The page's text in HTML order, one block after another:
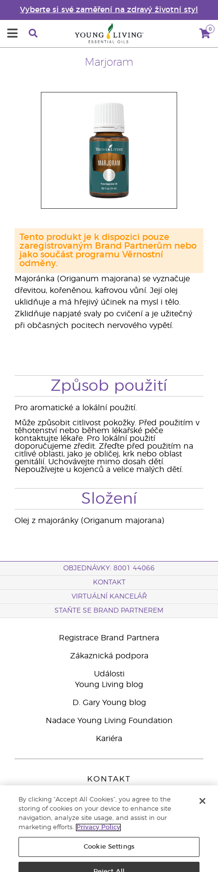
Vyberte si své zaměření na zdravý životní styl
0
Marjoram
Majoránka (Origanum majorana) se vyznačuje
dřevitou, kořeněnou, kafrovou vůní. Její olej
uklidňuje a má hřejivý účinek na mysl i tělo.
Zklidňuje napjaté svaly po cvičení a je užitečný
při občasných pocitech nervového vypětí.
Tento produkt je k dispozici pouze
zaregistrovaným Brand Partnerům nebo
jako součást programu Věrnostní
odměny.
Způsob použití
Pro aromatické a lokální použití.
Může způsobit citlivost pokožky. Před použitím v
těhotenství nebo během lékařské péče
kontaktujte lékaře. Pro lokální použití
doporučujeme zředit. Zřeďte před použitím na
citlivé oblasti, jako je obličej, krk nebo oblast
genitálií. Uchovávejte mimo dosah dětí.
Nepoužívejte u kojenců a velice malých dětí.
Složení
Olej z majoránky (Origanum majorana)
OBJEDNÁVKY: 8001 44066
KONTAKT
VIRTUÁLNÍ KANCELÁŘ
STAŇTE SE BRAND PARTNEREM
Registrace Brand Partnera
Zákaznická podpora
Události
Young Living blog
D. Gary Young blog
Nadace Young Living Foundation
Kariéra
KONTAKT
Peizerweg 97
9727 AJ Groningen
Netherlands
Zákaznická podpora800 144 066
By clicking “Accept All Cookies”, you agree to the
storing of cookies on your device to enhance site
navigation, analyze site usage, and assist in our
marketing efforts.
Privacy Policy
Cookie Settings